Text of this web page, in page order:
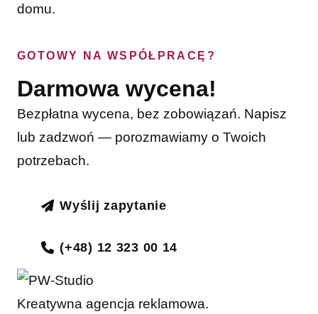
domu.
GOTOWY NA WSPÓŁPRACĘ?
Darmowa wycena!
Bezpłatna wycena, bez zobowiązań. Napisz
lub zadzwoń — porozmawiamy o Twoich
potrzebach.
Wyślij zapytanie
(+48) 12 323 00 14
Kreatywna agencja reklamowa.